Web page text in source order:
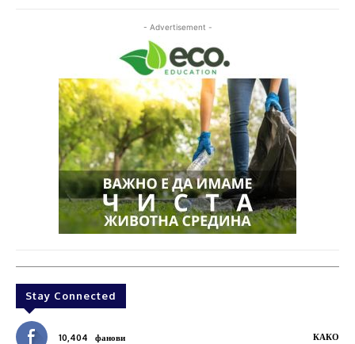
- Advertisement -
Stay Connected
10,404 фанови КАКО